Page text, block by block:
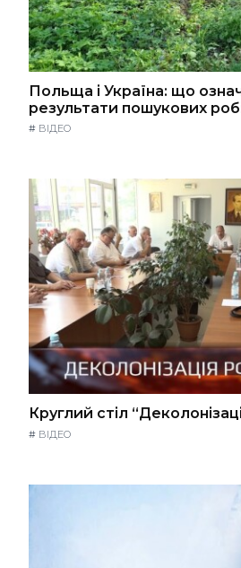
Польща і Україна: що
результати пошукових
# ВІДЕО
Круглий стіл
# ВІДЕО